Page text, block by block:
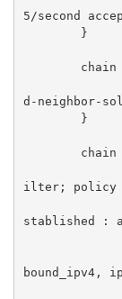
5/second
d-neighbor-
ilter; policy
stablished :
bound_ipv4,